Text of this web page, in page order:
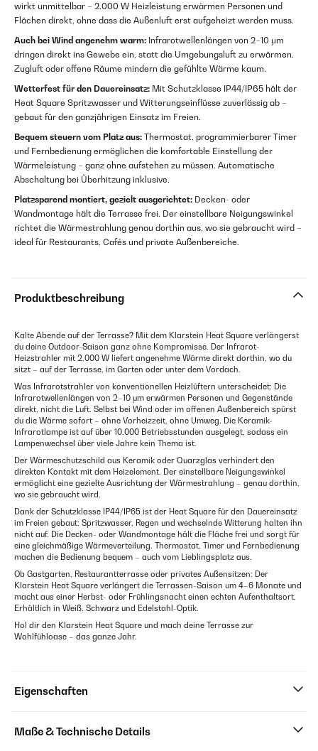
wirkt unmittelbar – 2.000 W Heizleistung erwärmen Personen und
Flächen direkt, ohne dass die Außenluft erst aufgeheizt werden muss.
Auch bei Wind angenehm warm: Infrarotwellenlängen von 2–10 μm
dringen direkt ins Gewebe ein, statt die Umgebungsluft zu erwärmen.
Zugluft oder offene Räume mindern die gefühlte Wärme kaum.
Wetterfest für den Dauereinsatz: Mit Schutzklasse IP44/IP65 hält der
Heat Square Spritzwasser und Witterungseinflüsse zuverlässig ab –
gebaut für den ganzjährigen Einsatz im Freien.
Bequem steuern vom Platz aus: Thermostat, programmierbarer Timer
und Fernbedienung ermöglichen die komfortable Einstellung der
Wärmeleistung – ganz ohne aufstehen zu müssen. Automatische
Abschaltung bei Überhitzung inklusive.
Platzsparend montiert, gezielt ausgerichtet: Decken- oder
Wandmontage hält die Terrasse frei. Der einstellbare Neigungswinkel
richtet die Wärmestrahlung genau dorthin aus, wo sie gebraucht wird –
ideal für Restaurants, Cafés und private Außenbereiche.
Produktbeschreibung
Kalte Abende auf der Terrasse? Mit dem Klarstein Heat Square verlängerst
du deine Outdoor-Saison ganz ohne Kompromisse. Der Infrarot-
Heizstrahler mit 2.000 W liefert angenehme Wärme direkt dorthin, wo du
sitzt – auf der Terrasse, im Garten oder unter dem Vordach.
Was Infrarotstrahler von konventionellen Heizlüftern unterscheidet: Die
Infrarotwellenlängen von 2–10 μm erwärmen Personen und Gegenstände
direkt, nicht die Luft. Selbst bei Wind oder im offenen Außenbereich spürst
du die Wärme sofort – ohne Vorheizzeit, ohne Umweg. Die Keramik-
Infrarotlampe ist auf über 10.000 Betriebsstunden ausgelegt, sodass ein
Lampenwechsel über viele Jahre kein Thema ist.
Der Wärmeschutzschild aus Keramik oder Quarzglas verhindert den
direkten Kontakt mit dem Heizelement. Der einstellbare Neigungswinkel
ermöglicht eine gezielte Ausrichtung der Wärmestrahlung – genau dorthin,
wo sie gebraucht wird.
Dank der Schutzklasse IP44/IP65 ist der Heat Square für den Dauereinsatz
im Freien gebaut: Spritzwasser, Regen und wechselnde Witterung halten ihn
nicht auf. Die Decken- oder Wandmontage hält die Fläche frei und sorgt für
eine gleichmäßige Wärmeverteilung. Thermostat, Timer und Fernbedienung
machen die Bedienung bequem – auch vom Lieblingsplatz aus.
Ob Gastgarten, Restaurantterrasse oder privates Außensitzen: Der
Klarstein Heat Square verlängert die Terrassen-Saison um 4–6 Monate und
macht aus einer Herbst- oder Frühlingsnacht einen echten Aufenthaltsort.
Erhältlich in Weiß, Schwarz und Edelstahl-Optik.
Hol dir den Klarstein Heat Square und mach deine Terrasse zur
Wohlfühloase – das ganze Jahr.
Eigenschaften
Maße & Technische Details